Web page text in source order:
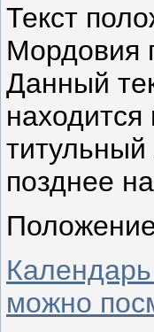
Текст
Мордовия
Данный
титульный
позднее
можно